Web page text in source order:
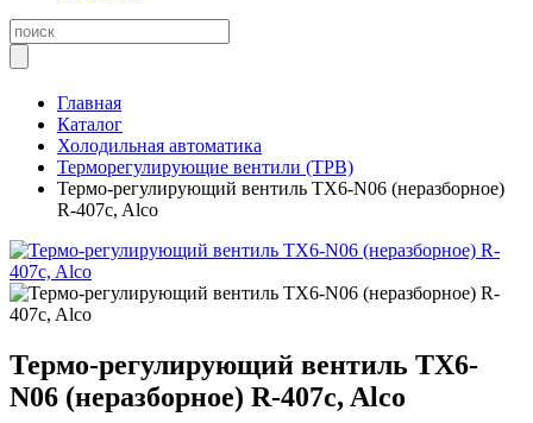
Главная
Каталог
Холодильная автоматика
Терморегулирующие вентили (ТРВ)
Термо-регулирующий вентиль TX6-N06 (неразборное)
R-407c, Alco
Термо-регулирующий вентиль TX6-
N06 (неразборное) R-407c, Alco